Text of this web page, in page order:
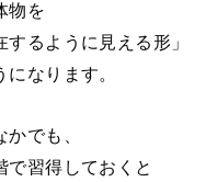
物を
するように見える形」
なります。
でも、
で習得しておくと